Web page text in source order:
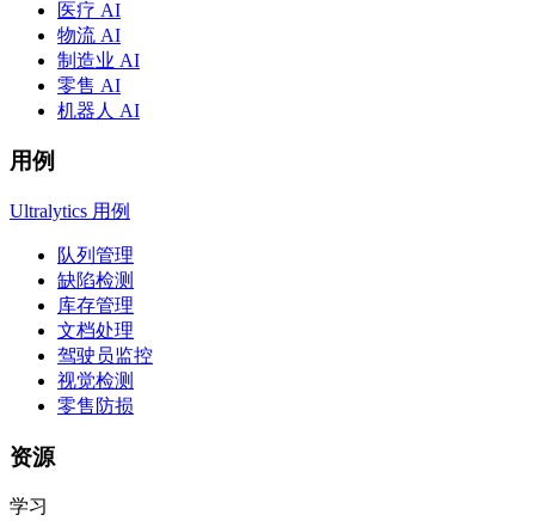
医疗 AI
物流 AI
制造业 AI
零售 AI
机器人 AI
用例
Ultralytics 用例
队列管理
缺陷检测
库存管理
文档处理
驾驶员监控
视觉检测
零售防损
资源
学习